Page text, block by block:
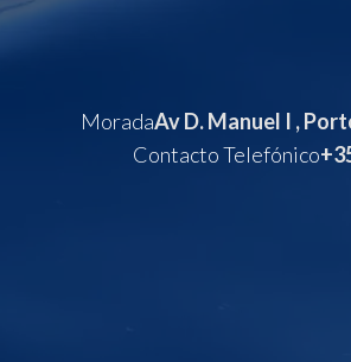
MoradaAv D. Manuel I ,
Contacto Telefónico